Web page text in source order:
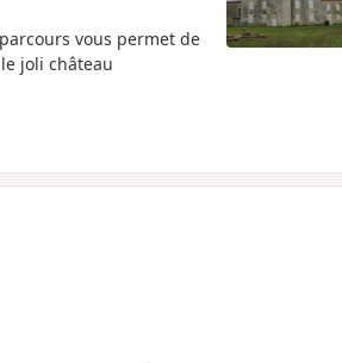
vous permet de
joli château